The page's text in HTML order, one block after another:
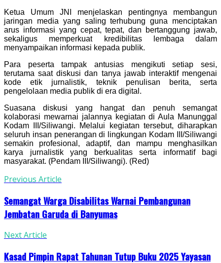
Ketua Umum JNI menjelaskan pentingnya membangun
jaringan media yang saling terhubung guna menciptakan
arus informasi yang cepat, tepat, dan bertanggung jawab,
sekaligus memperkuat kredibilitas lembaga dalam
menyampaikan informasi kepada publik.
Para peserta tampak antusias mengikuti setiap sesi,
terutama saat diskusi dan tanya jawab interaktif mengenai
kode etik jurnalistik, teknik penulisan berita, serta
pengelolaan media publik di era digital.
Suasana diskusi yang hangat dan penuh semangat
kolaborasi mewarnai jalannya kegiatan di Aula Manunggal
Kodam III/Siliwangi. Melalui kegiatan tersebut, diharapkan
seluruh insan penerangan di lingkungan Kodam III/Siliwangi
semakin profesional, adaptif, dan mampu menghasilkan
karya jurnalistik yang berkualitas serta informatif bagi
masyarakat. (Pendam III/Siliwangi). (Red)
Previous Article
Semangat Warga Disabilitas Warnai Pembangunan
Jembatan Garuda di Banyumas
Next Article
Kasad Pimpin Rapat Tahunan Tutup Buku 2025 Yayasan